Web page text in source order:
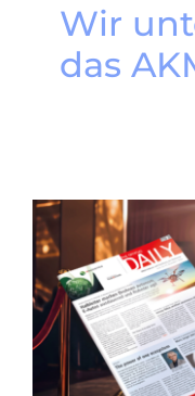
Wir
das